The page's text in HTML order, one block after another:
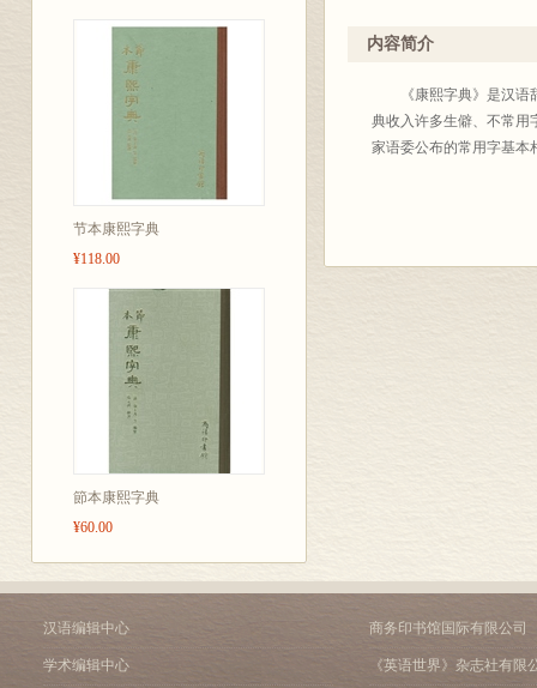
节本康熙字典
¥118.00
節本康熙字典
¥60.00
者僅得十之二弱。]這就
收字數約爲三萬八千六
自有《康熙字典》以來
吃力、乍看似無多少創造
但两人分别留下一簡一繁
商務印書館爲紀念建館
陈
内容简介
《康熙字典》是汉语辞
典收入许多生僻、不常用
家语委公布的常用字基本
汉语编辑中心
学术编辑中心
商务印书馆国际有限公司
《英语世界》杂志社有限